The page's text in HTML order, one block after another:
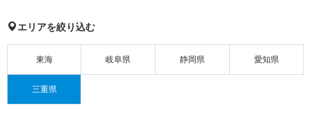
エリアを絞り込む
東海 岐阜県 静岡県 愛知県
三重県